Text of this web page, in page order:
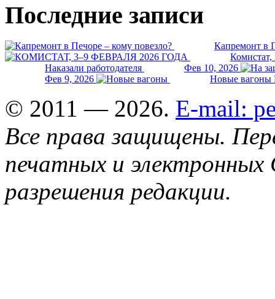
Последние записи
Капремонт в
Комистат,
Наказали работодателя
Фев 10, 2026
Фев 9, 2026
Новые вагоны
© 2011 — 2026. E-mail:
Все права защищены.
печатных и
разрешения редакции.